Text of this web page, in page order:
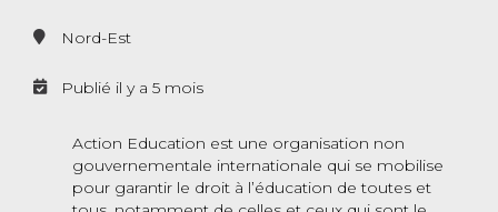
Nord-Est
Publié il y a 5 mois
Action Education est une organisation non
gouvernementale internationale qui se mobilise
pour garantir le droit à l’éducation de toutes et